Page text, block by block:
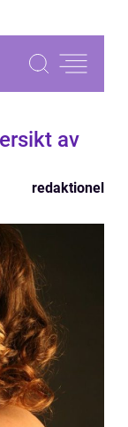
av
redaktionel